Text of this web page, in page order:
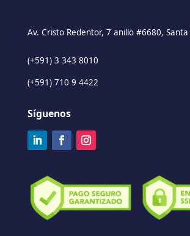
Av. Cristo Redentor, 7 anillo #6680,
(+591) 3 343 8010
(+591) 710 9 4422
Síguenos